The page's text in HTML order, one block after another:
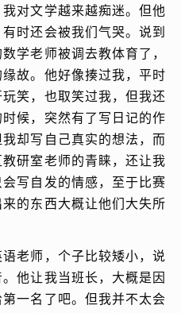
对文学越来越痴迷。但他
时还会被我们气哭。说到
学老师被调去教体育了，
故。他好像揍过我，平时
笑，也取笑过我，但我还
候，突然有了写日记的作
却写自己真实的想法，而
研室老师的青睐，还让我
写自发的情感，至于比赛
的东西大概让他们大失所
老师，个子比较矮小，说
他让我当班长，大概是因
一名了吧。但我并不太会